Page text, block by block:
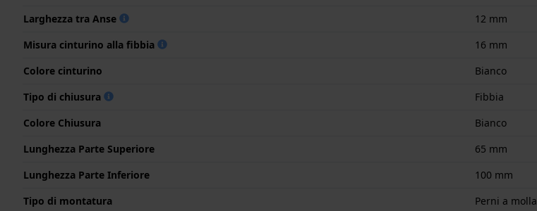
Larghezza tra Anse
12 mm
Misura cinturino alla fibbia
16 mm
Colore cinturino
Bianco
Tipo di chiusura
Fibbia
Colore Chiusura
Bianco
Lunghezza Parte Superiore
65 mm
Lunghezza Parte Inferiore
100 mm
Tipo di montatura
Perni a molla